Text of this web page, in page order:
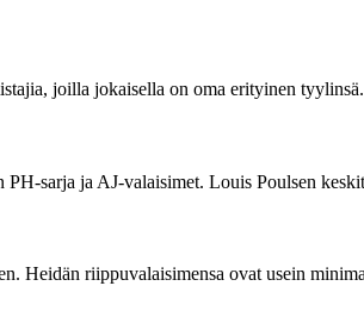
joilla jokaisella on oma erityinen tyylinsä.
sarja ja AJ-valaisimet. Louis Poulsen
Heidän riippuvalaisimensa ovat usein